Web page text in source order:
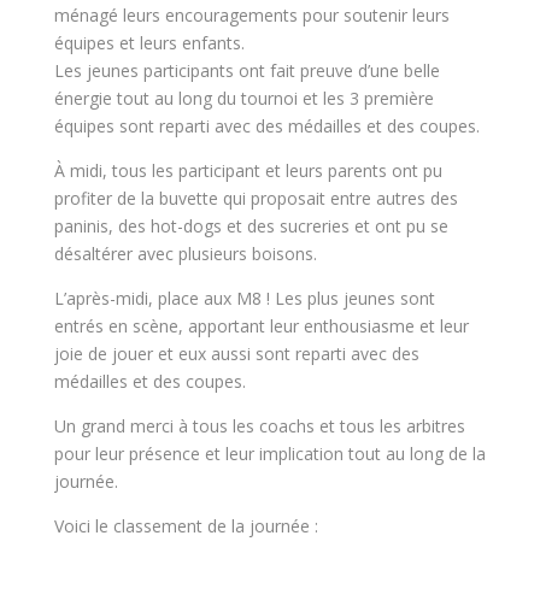
ménagé leurs encouragements pour soutenir leurs
équipes et leurs enfants.
Les jeunes participants ont fait preuve d’une belle
énergie tout au long du tournoi et les 3 première
équipes sont reparti avec des médailles et des coupes.
À midi, tous les participant et leurs parents ont pu
profiter de la buvette qui proposait entre autres des
paninis, des hot-dogs et des sucreries et ont pu se
désaltérer avec plusieurs boisons.
L’après-midi, place aux M8 ! Les plus jeunes sont
entrés en scène, apportant leur enthousiasme et leur
joie de jouer et eux aussi sont reparti avec des
médailles et des coupes.
Un grand merci à tous les coachs et tous les arbitres
pour leur présence et leur implication tout au long de la
journée.
Voici le classement de la journée :